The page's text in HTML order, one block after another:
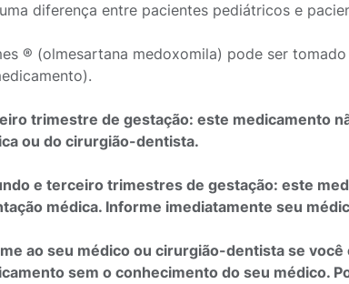
diferença entre pacientes pediátricos e
® (olmesartana medoxomila) pode ser
trimestre de gestação: este medicamento
ou do cirurgião-dentista.
e terceiro trimestres de gestação: este
médica. Informe imediatamente seu
ao seu médico ou cirurgião-dentista se
sem o conhecimento do seu médico.